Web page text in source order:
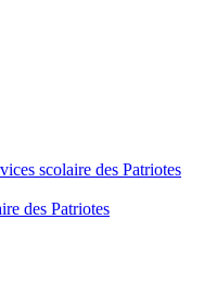
scolaire des Patriotes
des Patriotes